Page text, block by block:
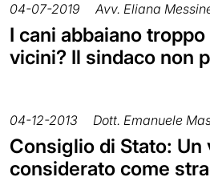
04-07-2019 Avv. Eliana
I cani abbaiano
vicini? Il sindaco non
04-12-2013 Dott. Emanuele
Consiglio di Stato: Un
considerato come